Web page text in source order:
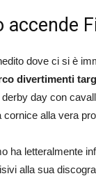
dove ci si è
divertimenti
day con
alla vera
ha letteralmente
alla sua